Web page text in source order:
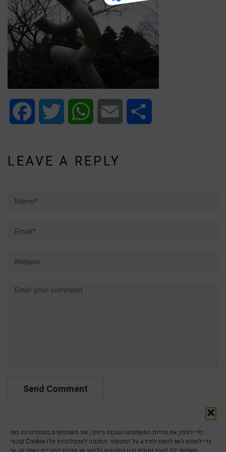
כדי לספק את חוויות המשתמש הטובות ביותר, אנו משתמשים בטכנולוגיות כמו
קובצי Cookie כדי לאחסן ו/או לגשת למידע על המכשיר. הסכמה לטכנולוגיות אלו
Facebook Twitter WhatsApp Email
LEAVE A REPLY
Comment